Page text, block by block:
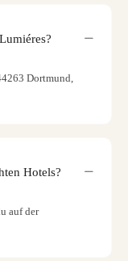
Dortmund,
Hotels?
auf der